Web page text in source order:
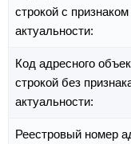
строкой с признаком
актуальности:
Код адресного
строкой без
актуальности:
Реестровый номер